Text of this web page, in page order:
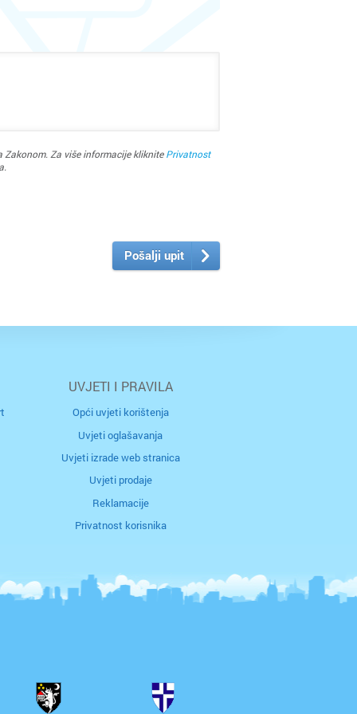
m
Za više informacije kliknitePrivatnost
Pošalji upit
UVJETI I PRAVILA
Opći uvjeti korištenja
Uvjeti oglašavanja
Uvjeti izrade web stranica
Uvjeti prodaje
Reklamacije
Privatnost korisnika